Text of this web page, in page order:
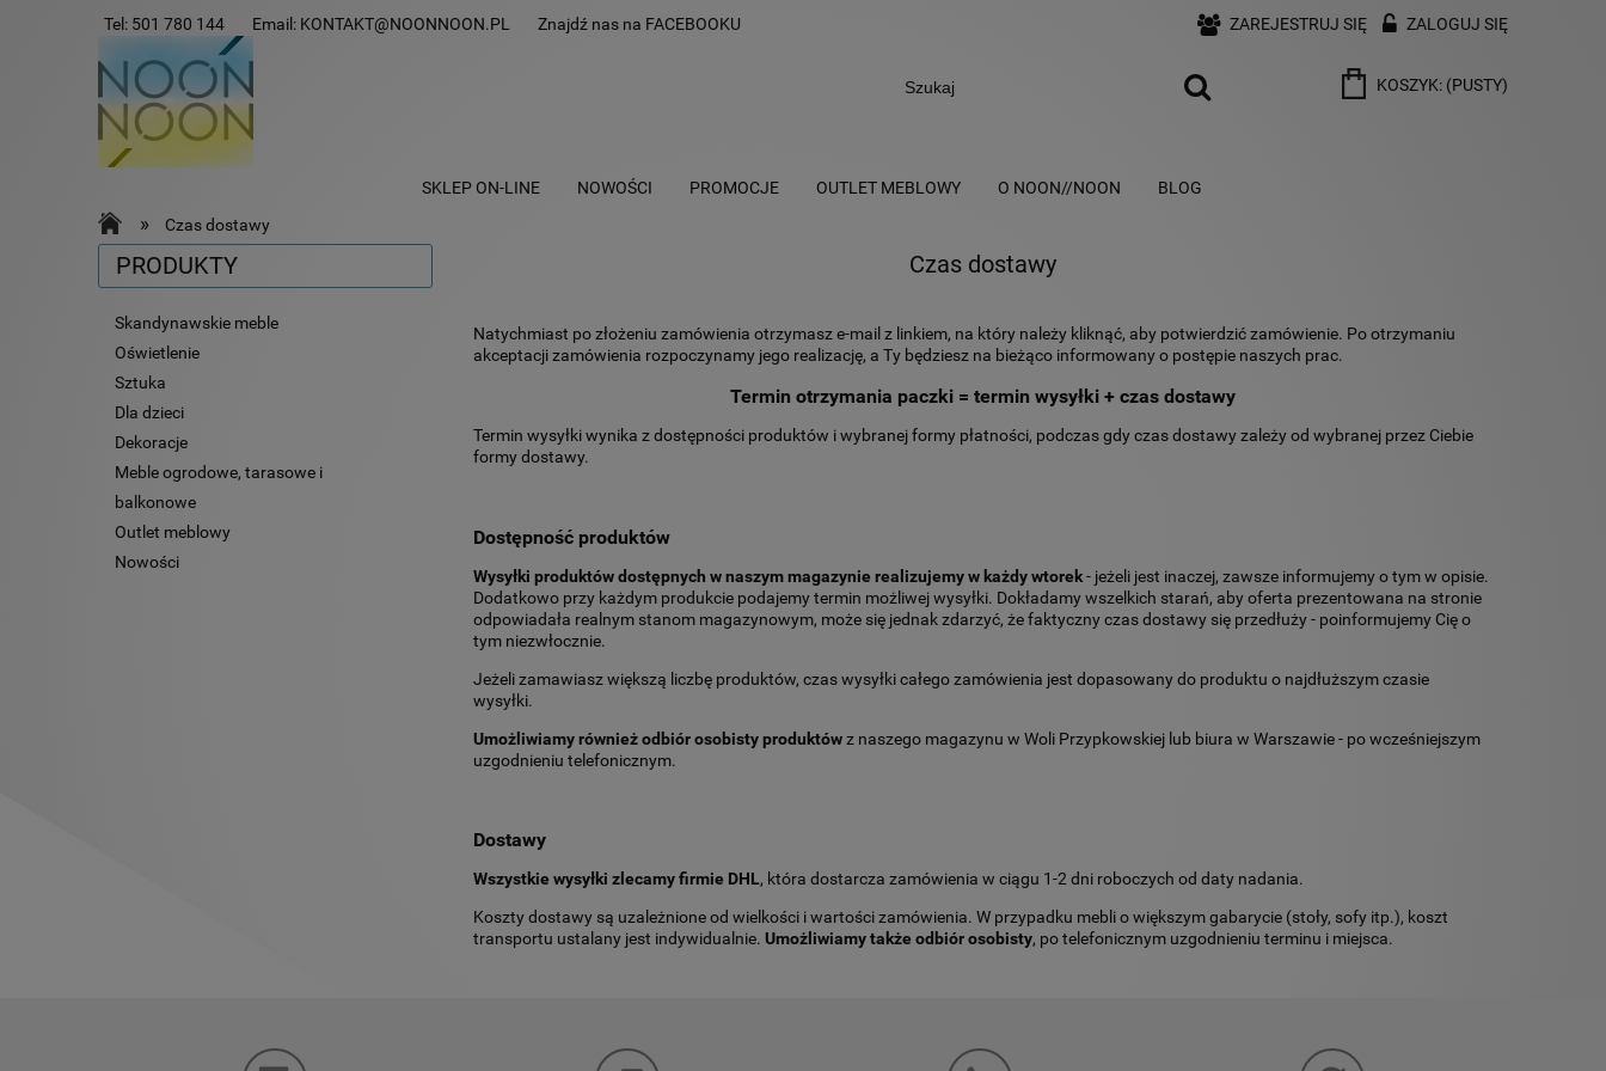
Tel: 501 780 144 Email: KONTAKT@NOONNOON.PL Znajdź nas na FACEBOOKU ZAREJESTRUJ SIĘ ZALOGUJ SIĘ
KOSZYK: (PUSTY)
SKLEP ON-LINE NOWOŚCI PROMOCJE OUTLET MEBLOWY O NOON//NOON BLOG
» Czas dostawy
PRODUKTY
Skandynawskie meble
Oświetlenie
Sztuka
Dla dzieci
Dekoracje
Meble ogrodowe, tarasowe i
balkonowe
Outlet meblowy
Nowości
Czas dostawy
Natychmiast po złożeniu zamówienia otrzymasz e-mail z linkiem, na który należy kliknąć, aby potwierdzić zamówienie. Po otrzymaniu
akceptacji zamówienia rozpoczynamy jego realizację, a Ty będziesz na bieżąco informowany o postępie naszych prac.
Termin otrzymania paczki = termin wysyłki + czas dostawy
Termin wysyłki wynika z dostępności produktów i wybranej formy płatności, podczas gdy czas dostawy zależy od wybranej przez Ciebie
formy dostawy.
Dostępność produktów
Wysyłki produktów dostępnych w naszym magazynie realizujemy w każdy wtorek- jeżeli jest inaczej, zawsze informujemy o tym w opisie.
Dodatkowo przy każdym produkcie podajemy termin możliwej wysyłki. Dokładamy wszelkich starań, aby oferta prezentowana na stronie
odpowiadała realnym stanom magazynowym, może się jednak zdarzyć, że faktyczny czas dostawy się przedłuży - poinformujemy Cię o
tym niezwłocznie.
Jeżeli zamawiasz większą liczbę produktów, czas wysyłki całego zamówienia jest dopasowany do produktu o najdłuższym czasie
wysyłki.
Umożliwiamy również odbiór osobisty produktówz naszego magazynu w Woli Przypkowskiej lub biura w Warszawie - po wcześniejszym
uzgodnieniu telefonicznym.
Dostawy
Wszystkie wysyłki zlecamy firmie DHL, która dostarcza zamówienia w ciągu 1-2 dni roboczych od daty nadania.
Koszty dostawy są uzależnione od wielkości i wartości zamówienia. W przypadku mebli o większym gabarycie (stoły, sofy itp.), koszt
transportu ustalany jest indywidualnie. Umożliwiamy także odbiór osobisty, po telefonicznym uzgodnieniu terminu i miejsca.